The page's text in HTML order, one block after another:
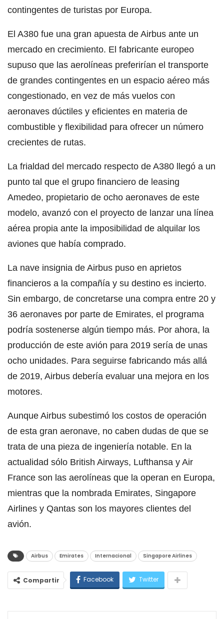
contingentes de turistas por Europa.
El A380 fue una gran apuesta de Airbus ante un
mercado en crecimiento. El fabricante europeo
supuso que las aerolíneas preferirían el transporte
de grandes contingentes en un espacio aéreo más
congestionado, en vez de más vuelos con
aeronaves dúctiles y eficientes en materia de
combustible y flexibilidad para ofrecer un número
crecientes de rutas.
La frialdad del mercado respecto de A380 llegó a un
punto tal que el grupo financiero de leasing
Amedeo, propietario de ocho aeronaves de este
modelo, avanzó con el proyecto de lanzar una línea
aérea propia ante la imposibilidad de alquilar los
aviones que había comprado.
La nave insignia de Airbus puso en aprietos
financieros a la compañía y su destino es incierto.
Sin embargo, de concretarse una compra entre 20 y
36 aeronaves por parte de Emirates, el programa
podría sostenerse algún tiempo más. Por ahora, la
producción de este avión para 2019 sería de unas
ocho unidades. Para seguirse fabricando más allá
de 2019, Airbus debería evaluar una mejora en los
motores.
Aunque Airbus subestimó los costos de operación
de esta gran aeronave, no caben dudas de que se
trata de una pieza de ingeniería notable. En la
actualidad sólo British Airways, Lufthansa y Air
France son las aerolíneas que la operan en Europa,
mientras que la nombrada Emirates, Singapore
Airlines y Qantas son los mayores clientes del
avión.
Airbus Emirates Internacional Singapore Airlines
Compartir Facebook Twitter